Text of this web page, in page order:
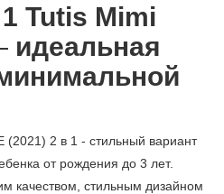
Tutis Mimi
идеальная
(2021) 2 в 1 - стильный вариант
от рождения до 3 лет.
качеством, стильным дизайном